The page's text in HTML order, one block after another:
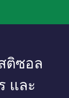
ติซอล
และ